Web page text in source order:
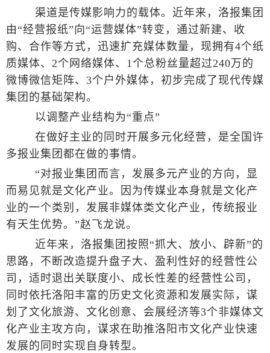
渠道是传媒影响力的载体。近年来，洛报集团
由“经营报纸”向“运营媒体”转变，通过新建、收
购、合作等方式，迅速扩充媒体数量，现拥有4个纸
质媒体、2个网络媒体、1个总粉丝量超过240万的
微博微信矩阵、3个户外媒体，初步完成了现代传媒
集团的基础架构。
以调整产业结构为“重点”
在做好主业的同时开展多元化经营，是全国许
多报业集团都在做的事情。
“对报业集团而言，发展多元产业的方向，显
而易见就是文化产业。因为传媒业本身就是文化产
业的一个类别，发展非媒体类文化产业，传统报业
有天生优势。”赵飞龙说。
近年来，洛报集团按照“抓大、放小、辟新”的
思路，不断改造提升盘子大、盈利性好的经营性公
司，适时退出关联度小、成长性差的经营性公司，
同时依托洛阳丰富的历史文化资源和发展实际，谋
划了文化旅游、文化创意、会展经济等3个非媒体文
化产业主攻方向，谋求在助推洛阳市文化产业快速
发展的同时实现自身转型。